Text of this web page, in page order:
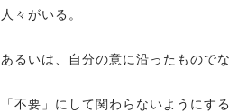
人々がいる。
あるいは、自分の意に沿ったもので
「不要」にして関わらないようにす